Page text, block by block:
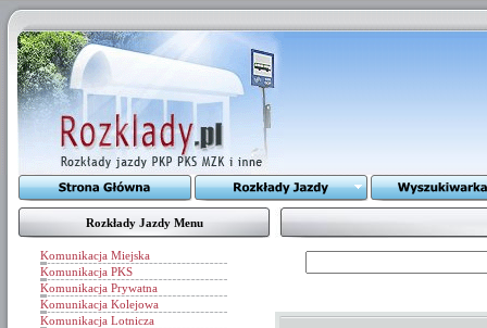
Rozkłady Jazdy Menu
Komunikacja Miejska
Komunikacja PKS
Komunikacja Prywatna
Komunikacja Kolejowa
Komunikacja Lotnicza